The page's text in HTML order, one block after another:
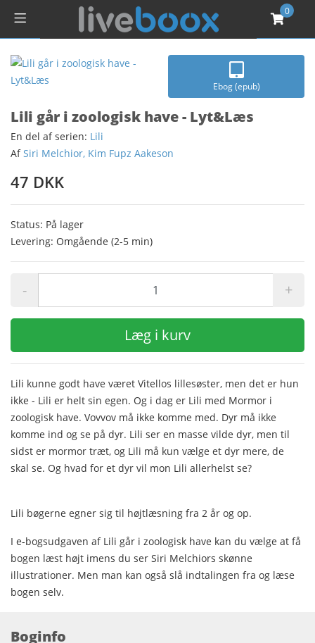
0
Ebog (epub)
Lili går i zoologisk have - Lyt&Læs
En del af serien: Lili
AfSiri Melchior, Kim Fupz Aakeson
47 DKK
Status: På lager
Levering: Omgående (2-5 min)
- +
Læg i kurv
Lili kunne godt have været Vitellos lillesøster, men det er hun
ikke - Lili er helt sin egen. Og i dag er Lili med Mormor i
zoologisk have. Vovvov må ikke komme med. Dyr må ikke
komme ind og se på dyr. Lili ser en masse vilde dyr, men til
sidst er mormor træt, og Lili må kun vælge et dyr mere, de
skal se. Og hvad for et dyr vil mon Lili allerhelst se?
Lili bøgerne egner sig til højtlæsning fra 2 år og op.
I e-bogsudgaven af Lili går i zoologisk have kan du vælge at få
bogen læst højt imens du ser Siri Melchiors skønne
illustrationer. Men man kan også slå indtalingen fra og læse
bogen selv.
Boginfo